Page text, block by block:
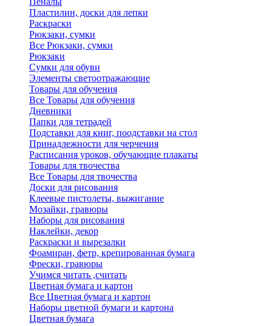
Пластилин, доски для лепки
Раскраски
Рюкзаки, сумки
Все Рюкзаки, сумки
Рюкзаки
Сумки для обуви
Элементы светоотражающие
Товары для обучения
Все Товары для обучения
Дневники
Папки для тетрадей
Подставки для книг, поодставки на стол
Принадлежности для черчения
Расписания уроков, обучающие плакаты
Товары для твочества
Все Товары для твочества
Доски для рисования
Клеевые пистолеты, выжигание
Мозайки, гравюры
Наборы для рисования
Наклейки, декор
Раскраски и вырезалки
Фоамиран, фетр, крепированная бумага
Фрески, гравюры
Учимся читать ,считать
Цветная бумага и картон
Все Цветная бумага и картон
Наборы цветной бумаги и картона
Цветная бумага